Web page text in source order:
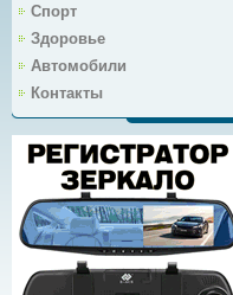
Спорт
Здоровье
Автомобили
Контакты